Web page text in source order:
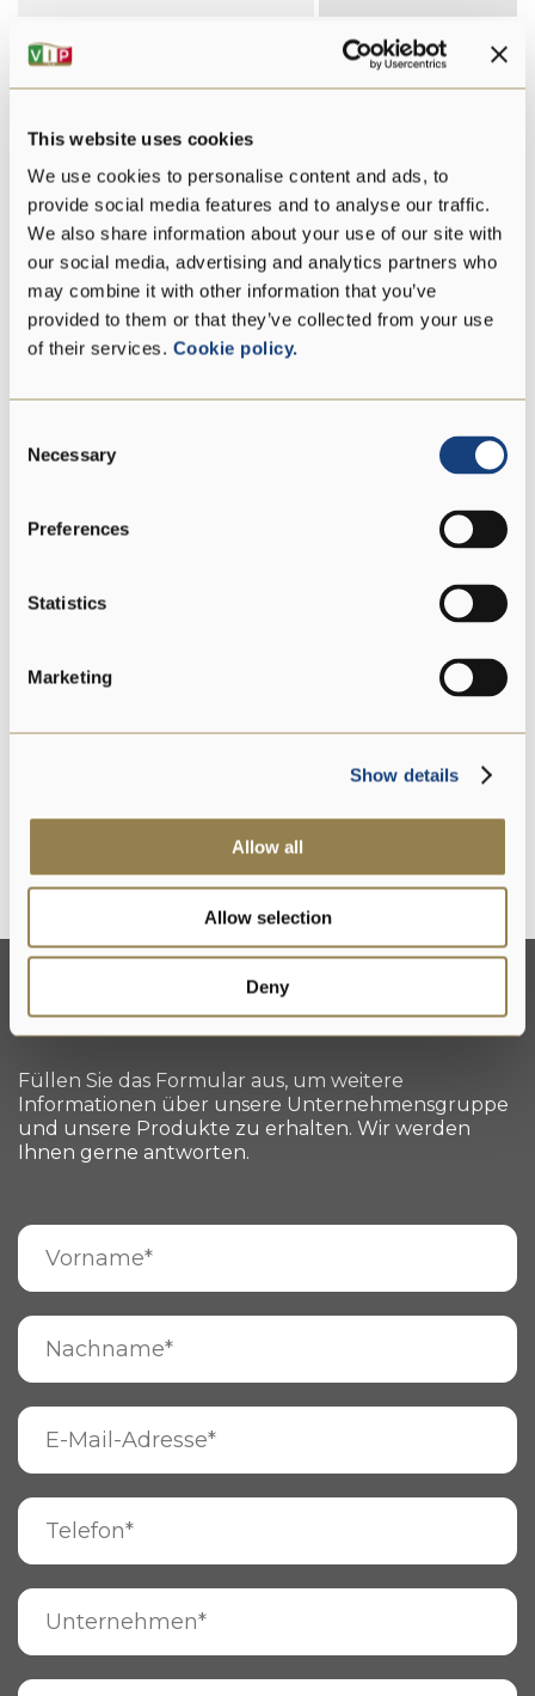
This website uses cookies
We use cookies to personalise content and ads, to
provide social media features and to analyse our traffic.
We also share information about your use of our site with
our social media, advertising and analytics partners who
may combine it with other information that you’ve
provided to them or that they’ve collected from your use
of their services. Cookie policy.
Selection
Necessary
Preferences
Statistics
Marketing
Show details
Allow all
Allow selection
Deny
Fett 28 g
Fettsäuren:
Kohlenhydrate 0 g
davon Zucker: 0 g
Proteine
Laktosefreier
Ohne Lysozym
Kontaktieren Sie uns
Füllen Sie das Formular aus, um weitere
Informationen über unsere Unternehmensgruppe
und unsere Produkte zu erhalten. Wir werden
Ihnen gerne antworten.